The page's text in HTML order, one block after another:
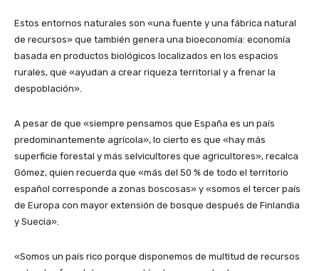
Estos entornos naturales son «una fuente y una fábrica natural
de recursos» que también genera una bioeconomía: economía
basada en productos biológicos localizados en los espacios
rurales, que «ayudan a crear riqueza territorial y a frenar la
despoblación».
A pesar de que «siempre pensamos que España es un país
predominantemente agrícola», lo cierto es que «hay más
superficie forestal y más selvicultores que agricultores», recalca
Gómez, quien recuerda que «más del 50 % de todo el territorio
español corresponde a zonas boscosas» y «somos el tercer país
de Europa con mayor extensión de bosque después de Finlandia
y Suecia».
«Somos un país rico porque disponemos de multitud de recursos